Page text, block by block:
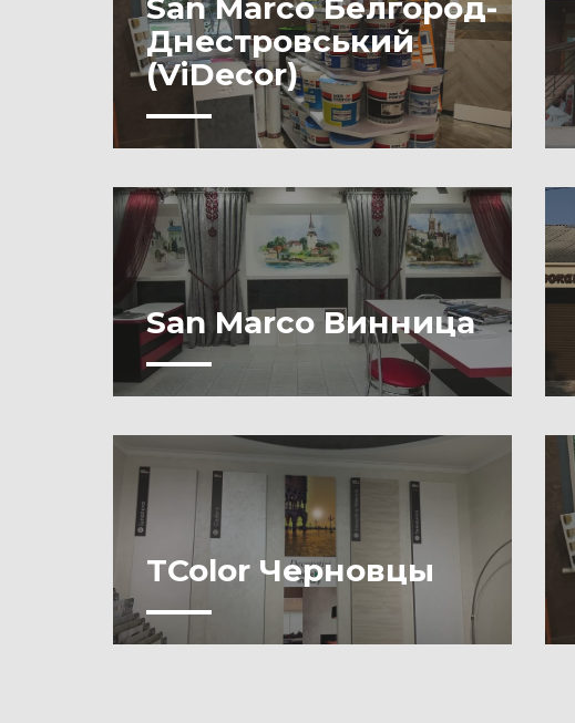
San Marco Белгород-
Днестровський
(ViDecor)
San Marco Винница
TColor Черновцы